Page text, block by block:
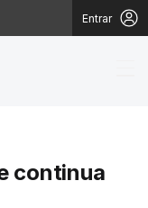
Entrar
continua